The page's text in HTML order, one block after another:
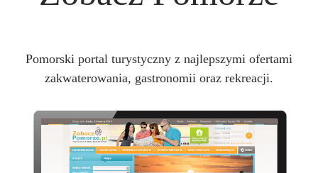
Pomorski portal turystyczny z najlepszymi ofertami
zakwaterowania, gastronomii oraz rekreacji.